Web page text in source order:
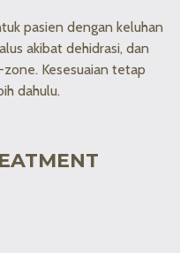
pasien dengan keluhan
akibat dehidrasi, dan
Kesesuaian tetap
dahulu.